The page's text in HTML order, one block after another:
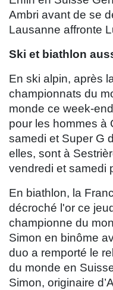
Ambri avant de se
Lausanne affronte
Ski et biathlon
En ski alpin, après
championnats du
monde ce week-
pour les hommes à
samedi et Super G
elles, sont à
vendredi et samedi
En biathlon, la
décroché l'or ce
championne du
Simon en binôme
duo a remporté le
du monde en
Simon, originaire